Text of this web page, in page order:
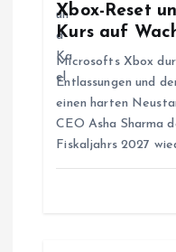
Xbox-Reset
Kurs auf
Microsofts Xbox
Entlassungen und
einen harten
CEO Asha Sharma
Fiskaljahrs 2027